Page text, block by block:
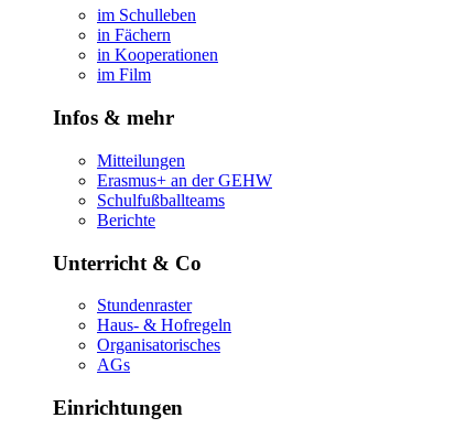
im Schulleben
in Fächern
in Kooperationen
im Film
Infos & mehr
Mitteilungen
Erasmus+ an der GEHW
Schulfußballteams
Berichte
Unterricht & Co
Stundenraster
Haus- & Hofregeln
Organisatorisches
AGs
Einrichtungen